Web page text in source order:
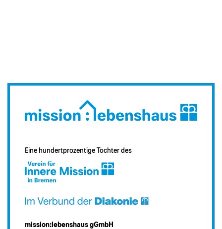
Eine hundertprozentige Tochter des
mission:lebenshaus gGmbH